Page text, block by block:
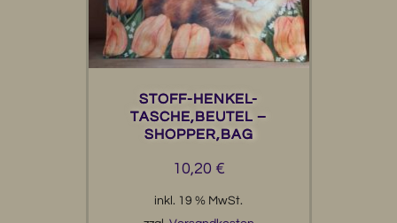
STOFF-HENKEL-
TASCHE,BEUTEL –
SHOPPER,BAG
10,20 €
inkl. 19 % MwSt.